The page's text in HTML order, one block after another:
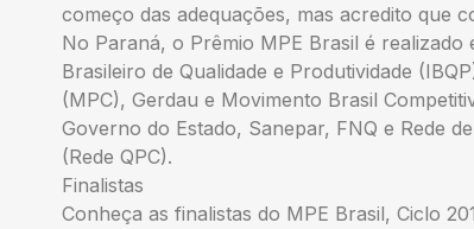
começo das adequações, mas acredito que
No Paraná, o Prêmio MPE Brasil é
Brasileiro de Qualidade e Produtividade
(MPC), Gerdau e Movimento Brasil
Governo do Estado, Sanepar, FNQ e Rede
(Rede QPC).
Finalistas
Conheça as finalistas do MPE Brasil, Ciclo